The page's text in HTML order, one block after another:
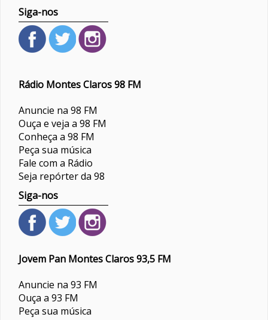
Siga-nos
Rádio Montes Claros 98 FM
Anuncie na 98 FM
Ouça e veja a 98 FM
Conheça a 98 FM
Peça sua música
Fale com a Rádio
Seja repórter da 98
Siga-nos
Jovem Pan Montes Claros 93,5 FM
Anuncie na 93 FM
Ouça a 93 FM
Peça sua música